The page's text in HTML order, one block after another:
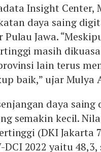
Insight Center,
daya saing
Jawa.
masih
lain terus
baik,” ujar Mulya
daya
semakin kecil.
(DKI Jakarta
DCI 2022 yaitu